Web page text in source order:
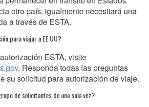
otro país, igualmente necesitará una
a través de ESTA.
para viajar a EE.UU?
ESTA, visite
. Responda todas las preguntas
su solicitud para autorización de viaje.
de solicitantes de una sola vez?